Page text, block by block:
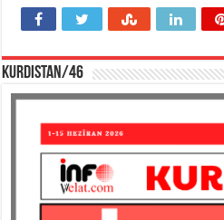
KURDISTAN/46